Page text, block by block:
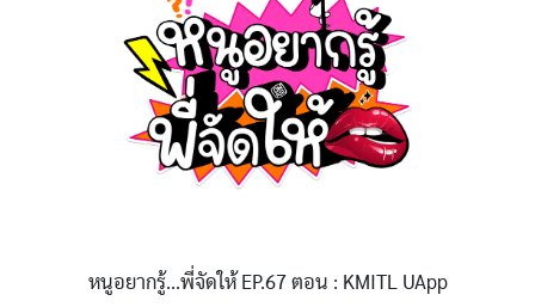
หนูอยากรู้...พี่จัดให้ EP.67 ตอน : KMITL UApp